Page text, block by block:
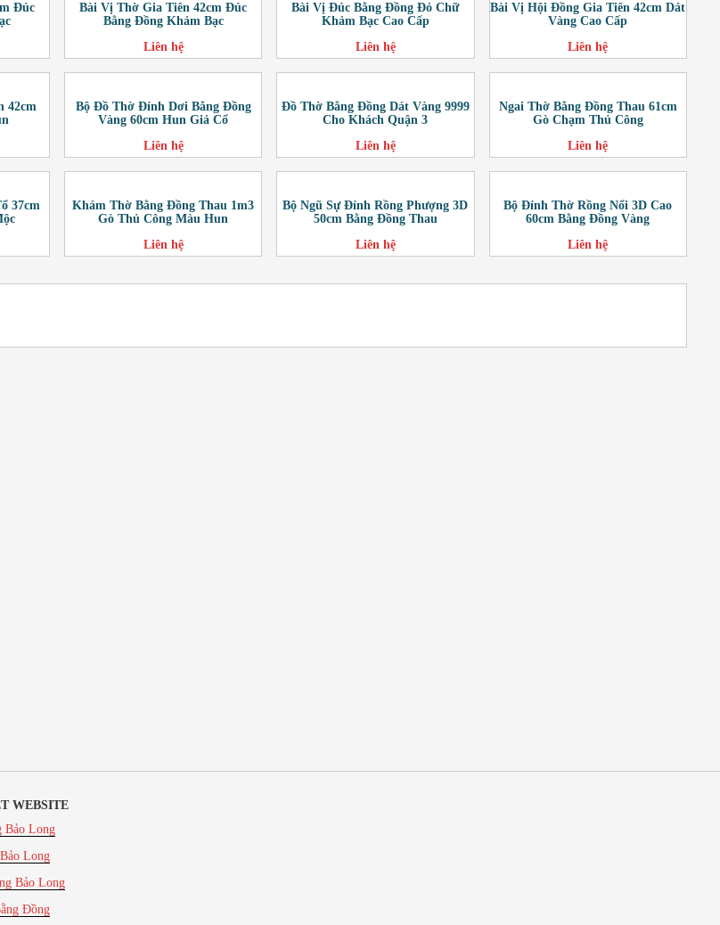
Đúc
Bài Vị Thờ Gia Tiên 42cm Đúc
Bằng Đồng Khảm Bạc
Liên hệ
Bài Vị Đúc Bằng Đồng Đỏ Chữ
Khảm Bạc Cao Cấp
Liên hệ
Bài Vị Hội Đồng Gia Tiên 42cm Dát
Vàng Cao Cấp
Liên hệ
42cm
Bộ Đồ Thờ Đỉnh Dơi Bằng Đồng
Vàng 60cm Hun Giả Cổ
Liên hệ
Đồ Thờ Bằng Đồng Dát Vàng 9999
Cho Khách Quận 3
Liên hệ
Ngai Thờ Bằng Đồng Thau 61cm
Gò Chạm Thủ Công
Liên hệ
37cm
Khám Thờ Bằng Đồng Thau 1m3
Gò Thủ Công Màu Hun
Liên hệ
Bộ Ngũ Sự Đỉnh Rồng Phượng 3D
50cm Bằng Đồng Thau
Liên hệ
Bộ Đỉnh Thờ Rồng Nổi 3D Cao
60cm Bằng Đồng Vàng
Liên hệ
WEBSITE
Bảo Long
Long
Bảo Long
Đồng